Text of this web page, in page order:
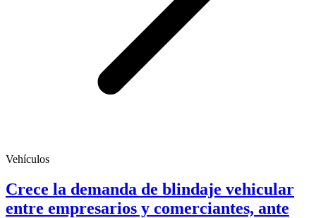
Vehículos
Crece la demanda de blindaje vehicular
entre empresarios y comerciantes, ante